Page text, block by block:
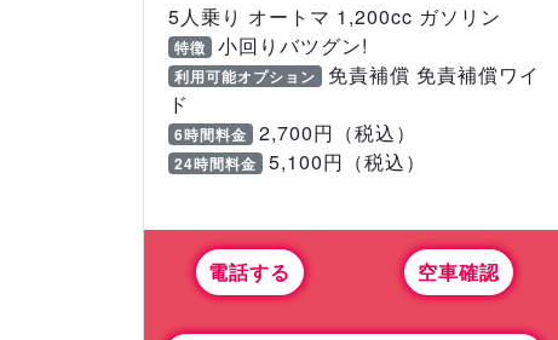
5人乗り オートマ 1,200cc ガソリン
特徴 小回りバツグン!
利用可能オプション 免責補償 免責補償ワイ
ド
6時間料金 2,700円（税込）
24時間料金 5,100円（税込）
電話する 空車確認